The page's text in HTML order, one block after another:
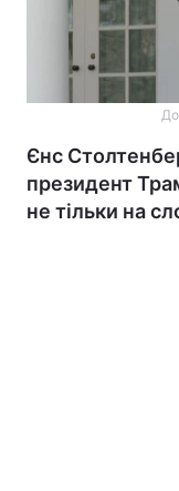
Єнс
президент
не тільки на